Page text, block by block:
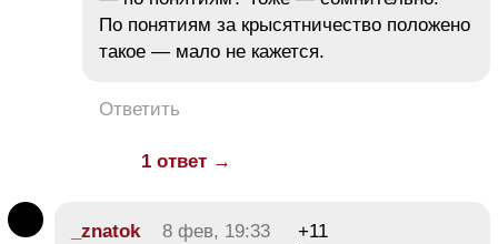
По понятиям за крысятничество положено
такое — мало не кажется.
Ответить
1 ответ →
_znatok 8 фев, 19:33
+11